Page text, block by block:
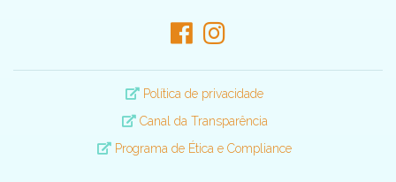
Política de privacidade
Canal da Transparência
Programa de Ética e Compliance